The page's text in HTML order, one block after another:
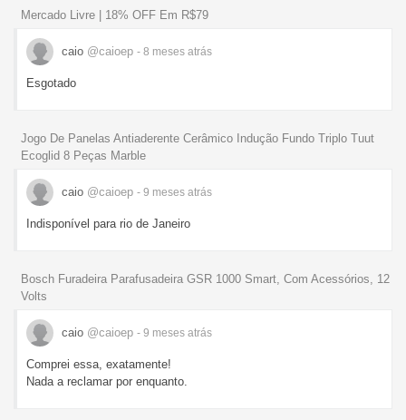
Mercado Livre | 18% OFF Em R$79
caio @caioep - 8 meses atrás
Esgotado
Jogo De Panelas Antiaderente Cerâmico Indução Fundo Triplo Tuut
Ecoglid 8 Peças Marble
caio @caioep - 9 meses atrás
Indisponível para rio de Janeiro
Bosch Furadeira Parafusadeira GSR 1000 Smart, Com Acessórios, 12
Volts
caio @caioep - 9 meses atrás
Comprei essa, exatamente!
Nada a reclamar por enquanto.